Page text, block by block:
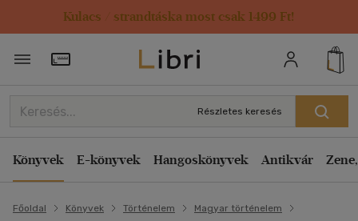
Kulacs / strandtáska most csak 1499 Ft!
Törzsvásárlói Kártya adatai
Részletes keresés
Könyvek E-könyvek Hangoskönyvek Antikvár
Főoldal Könyvek Történelem
Magyar történelem